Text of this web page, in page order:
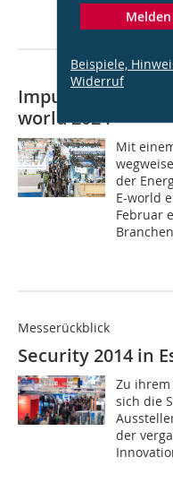
Beispiele,
Widerruf
Impulse für die
world 2024
Mit
der
E-world
Februar
Messerückblick
Security 2014 in
Zu
sich die
der